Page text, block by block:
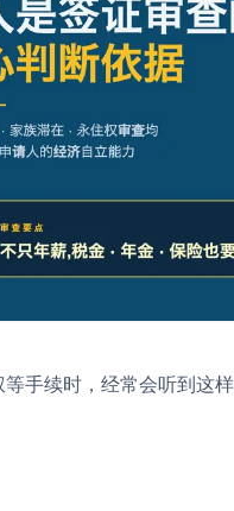
手续时，经常会听到这